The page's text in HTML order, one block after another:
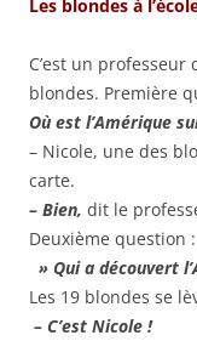
Les blondes à
C’est un
blondes. Première
Où est l’Amérique
– Nicole, une des
carte.
– Bien, dit le
Deuxième question :
» Qui a découvert
Les 19 blondes se
– C’est Nicole !